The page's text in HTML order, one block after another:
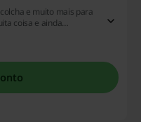
e muito mais para
coisa e ainda